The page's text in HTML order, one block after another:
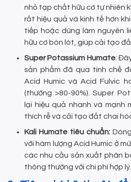
nhỏ tạp chất hữu cơ tự nhiên
rất hiệu quả và kinh tế hơn
tiếp hoặc dùng làm nguyên
hữu cơ bón lót, giúp cải tạo
Super Potassium Humate:
sản phẩm đã qua tinh chế
Acid Humic và Acid Fulvic
(thường >80-90%). Super
lại hiệu quả nhanh và mạnh
thích rễ và cải tạo đất chai
Kali Humate tiêu chuẩn:
với hàm lượng Acid Humic ở
các nhu cầu sản xuất phân
thông thường với chi phí hợp lý.